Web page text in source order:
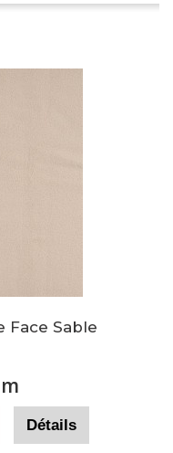
Face Sable
Détails